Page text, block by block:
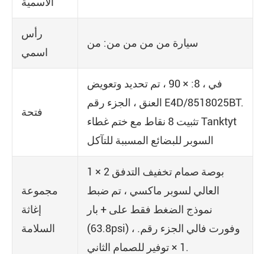
رأس
اسمي
سيارة من من من من: من
فتحة
في ، 8: × 90 ، تم تحديد وتعويض
العنق ، الجزء رقم E4D/8518025BT.
تثبيت 8 نقاط مع ختم غطاء Tanktyt
السوبر للبضائع المسببة للتآكل
مجموعة
إغاثة
السلامة
1 × 2 بوصة صمام تخفيف التدفق
العالي لسوبر ماكسي ، تم ضبط
نموذج الضغط فقط على + بار
(63.8psi) ، وفورت فالي الجزء رقم.
1 × توفير للصمام الثاني.